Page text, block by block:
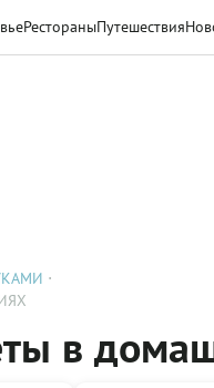
РестораныПутешествия
в